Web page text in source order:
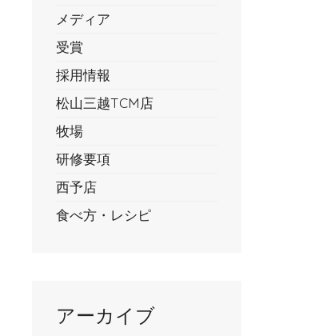
メディア
受賞
採用情報
松山三越TCM店
牧場
研修要項
西予店
食べ方・レシピ
アーカイブ